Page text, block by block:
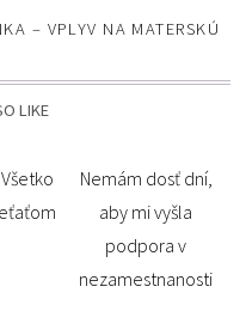
– VPLYV NA MATERSKÚ
LIKE
Nemám dosť dní,
aby mi vyšla
podpora v
nezamestnanosti